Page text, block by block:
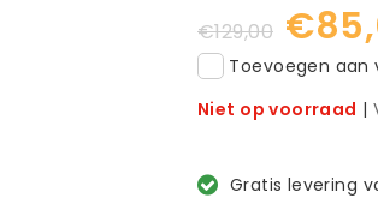
€129,00
Toevoegen aan
Niet op voorraad |
Gratis levering